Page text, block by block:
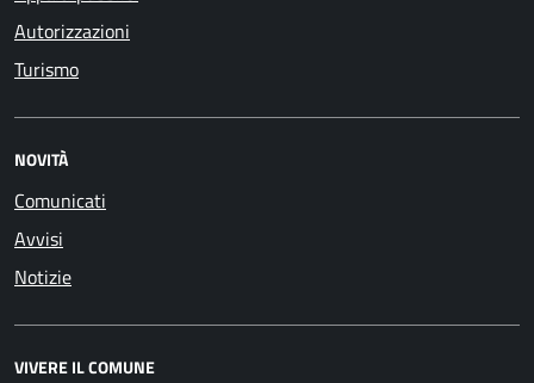
Autorizzazioni
Turismo
NOVITÀ
Comunicati
Avvisi
Notizie
VIVERE IL COMUNE